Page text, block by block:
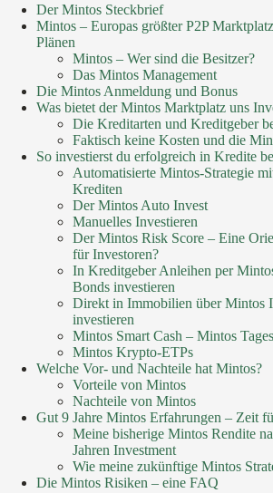
Der Mintos Steckbrief
Mintos – Europas größter P2P
Plänen
Mintos – Wer sind die Besitzer?
Das Mintos Management
Die Mintos Anmeldung und Bonus
Was bietet der Mintos Marktplatz uns
Die Kreditarten und Kreditgeber
Faktisch keine Kosten und die
So investierst du erfolgreich in Kredite
Automatisierte Mintos-Strategie
Krediten
Der Mintos Auto Invest
Manuelles Investieren
Der Mintos Risk Score – Eine
für Investoren?
In Kreditgeber Anleihen per
Bonds investieren
Direkt in Immobilien über Mintos
investieren
Mintos Smart Cash – Mintos
Mintos Krypto-ETPs
Welche Vor- und Nachteile hat Mintos?
Vorteile von Mintos
Nachteile von Mintos
Gut 9 Jahre Mintos Erfahrungen – Zeit
Meine bisherige Mintos Rendite
Jahren Investment
Wie meine zukünftige Mintos
Die Mintos Risiken – eine FAQ